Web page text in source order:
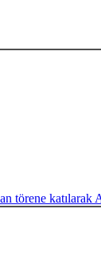
katılarak